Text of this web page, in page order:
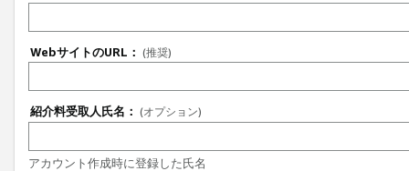
WebサイトのURL： (推奨)
紹介料受取人氏名： (オプション)
アカウント作成時に登録した氏名